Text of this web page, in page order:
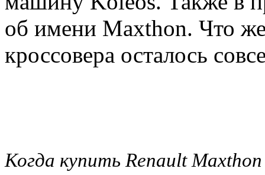
об имени Maxthon. Что
кроссовера осталось
Когда купить Renault